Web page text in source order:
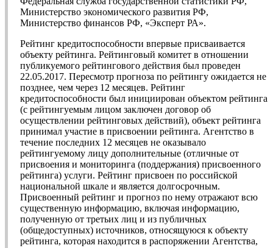
Министерство экономического развития РФ,
Министерство финансов РФ, «Эксперт РА».
Рейтинг кредитоспособности впервые присваивается
объекту рейтинга. Рейтинговый комитет в отношении
публикуемого рейтингового действия был проведен
22.05.2017. Пересмотр прогноза по рейтингу ожидается не
позднее, чем через 12 месяцев. Рейтинг
кредитоспособности был инициирован объектом рейтинга
(с рейтингуемым лицом заключен договор об
осуществлении рейтинговых действий), объект рейтинга
принимал участие в присвоении рейтинга. Агентство в
течение последних 12 месяцев не оказывало
рейтингуемому лицу дополнительные (отличные от
присвоения и мониторинга (поддержания) присвоенного
рейтинга) услуги. Рейтинг присвоен по российской
национальной шкале и является долгосрочным.
Присвоенный рейтинг и прогноз по нему отражают всю
существенную информацию, включая информацию,
полученную от третьих лиц и из публичных
(общедоступных) источников, относящуюся к объекту
рейтинга, которая находится в распоряжении Агентства,